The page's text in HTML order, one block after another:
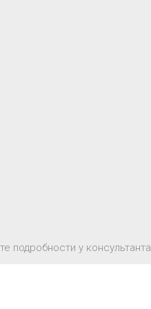
подробности у консультанта